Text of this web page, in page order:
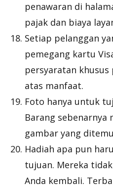
penawaran di
pajak dan biaya
Setiap pelanggan
pemegang kartu
persyaratan
atas manfaat.
Foto hanya untuk
Barang
gambar yang
Hadiah apa pun
tujuan. Mereka
Anda kembali.